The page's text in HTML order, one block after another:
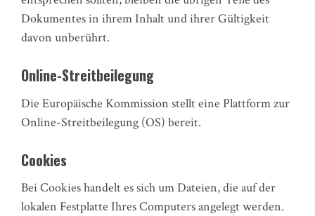
Dokumentes in ihrem Inhalt und ihrer Gültigkeit
davon unberührt.
Online-Streitbeilegung
Die Europäische Kommission stellt eine Plattform zur
Online-Streitbeilegung (OS) bereit.
Cookies
Bei Cookies handelt es sich um Dateien, die auf der
lokalen Festplatte Ihres Computers angelegt werden.